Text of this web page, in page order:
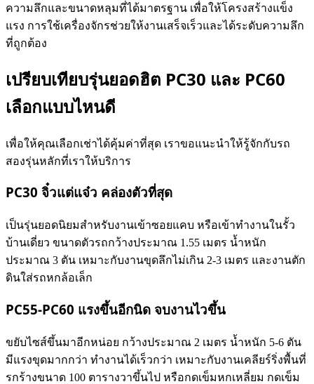
ความลึกและขนาดหลุมที่ได้มาตรฐาน เพื่อให้โครงสร้างแข็ง
แรง การใช้เครื่องจักรช่วยให้งานเสร็จเร็วและได้ระดับความลึก
ที่ถูกต้อง
เปรียบเทียบรุ่นยอดฮิต PC30 และ PC60
เลือกแบบไหนดี
เพื่อให้คุณเลือกเช่าได้คุ้มค่าที่สุด เราขอแนะนำให้รู้จักกับรถ
สองรุ่นหลักที่เราให้บริการ
PC30 จิ๋วแต่แจ๋ว คล่องตัวที่สุด
เป็นรุ่นยอดนิยมสำหรับงานเข้าซอยแคบ หรือเข้าทำงานในรั้ว
บ้านเดี่ยว ขนาดตัวรถกว้างประมาณ 1.55 เมตร น้ำหนัก
ประมาณ 3 ตัน เหมาะกับงานขุดลึกไม่เกิน 2-3 เมตร และงานตัก
ดินใส่รถหกล้อเล็ก
PC55-PC60 แรงขึ้นอีกนิด จบงานไวขึ้น
ขยับไซส์ขึ้นมาอีกหน่อย กว้างประมาณ 2 เมตร น้ำหนัก 5-6 ตัน
มีแรงขุดมากกว่า ทำงานได้เร็วกว่า เหมาะกับงานเคลียร์ริ่งพื้นที่
รกร้างขนาด 100 ตารางวาขึ้นไป หรือกดเข็มหกเหลี่ยม กดเข็ม